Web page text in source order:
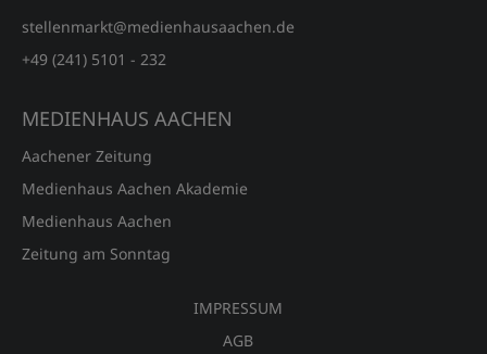
stellenmarkt@medienhausaachen.de
+49 (241) 5101 - 232
MEDIENHAUS AACHEN
Aachener Zeitung
Medienhaus Aachen Akademie
Medienhaus Aachen
Zeitung am Sonntag
IMPRESSUM
AGB